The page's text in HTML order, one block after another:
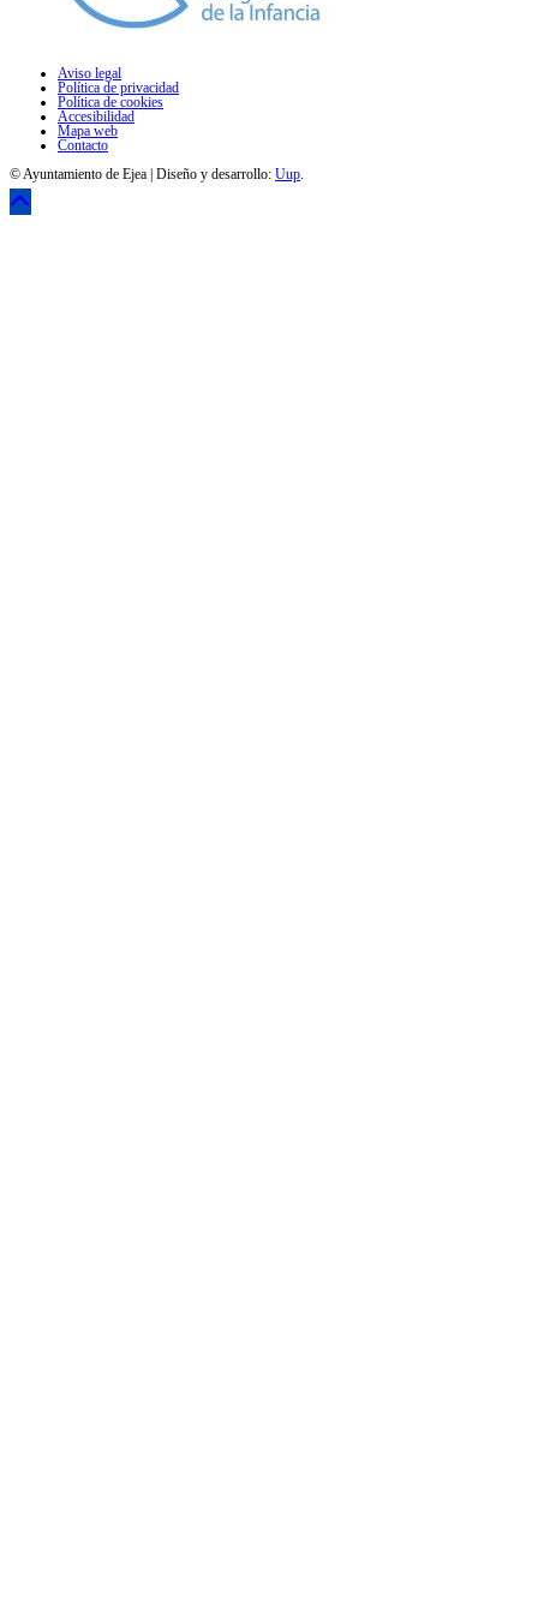
Aviso legal
Política de privacidad
Política de cookies
Accesibilidad
Mapa web
Contacto
© Ayuntamiento de Ejea | Diseño y desarrollo: Uup.